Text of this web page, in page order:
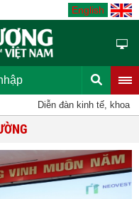
English
Diễn đàn kinh tế, khoa